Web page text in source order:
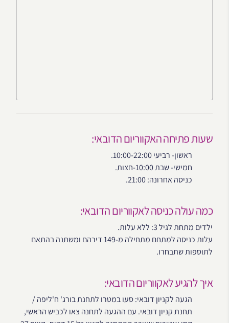
שעות פתיחה האקווריום הדובאי:
ראשון- רביעי 10:00-22:00.
חמישי- שבת 10:00-חצות.
כניסה אחרונה: 21:00.
כמה עולה כניסה לאקווריום הדובאי:
ילדים מתחת לגיל 3: ללא עלות.
עלות כניסה למתחם מתחילה מ-149 דירהם ומשתנה בהתאם
לתוספות שתבחרו.
איך להגיע לאקווריום הדובאי:
הגעה לקניון דובאי: סעו במטרו לתחנת בורג' ח'ליפה /
תחנת קניון דובאי. עם ההגעה לתחנה צאו לכביש הראשי,